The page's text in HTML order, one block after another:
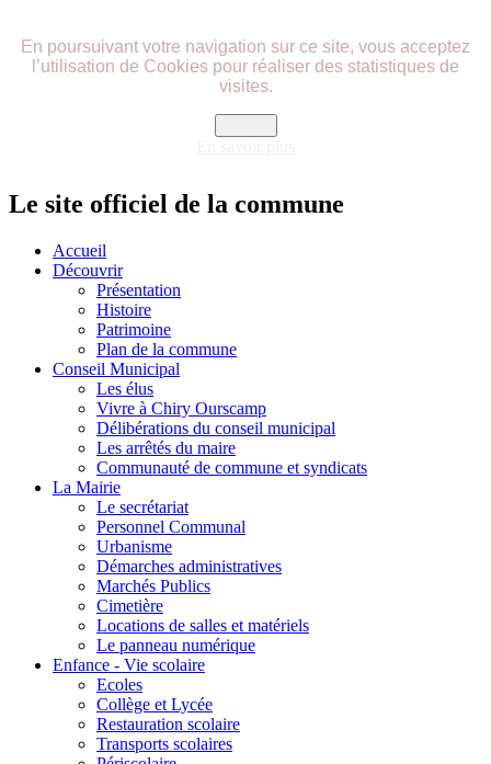
En poursuivant votre navigation sur ce site, vous acceptez
l’utilisation de Cookies pour réaliser des statistiques de
visites.
Le site officiel de la commune
Accueil
Découvrir
Présentation
Histoire
Patrimoine
Plan de la commune
Conseil Municipal
Les élus
Vivre à Chiry Ourscamp
Délibérations du conseil municipal
Les arrêtés du maire
Communauté de commune et syndicats
La Mairie
Le secrétariat
Personnel Communal
Urbanisme
Démarches administratives
Marchés Publics
Cimetière
Locations de salles et matériels
Le panneau numérique
Enfance - Vie scolaire
Ecoles
Collège et Lycée
Restauration scolaire
Transports scolaires